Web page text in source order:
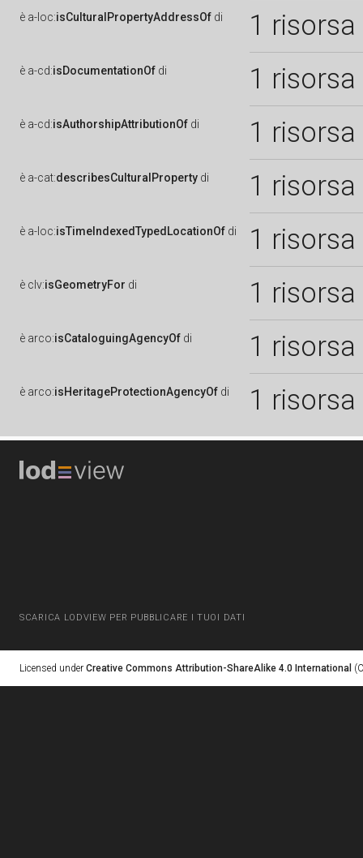
è a-loc:isCulturalPropertyAddressOf di 1 risorsa
è a-cd:isDocumentationOf di 1 risorsa
è a-cd:isAuthorshipAttributionOf di 1 risorsa
è a-cat:describesCulturalProperty di 1 risorsa
è a-loc:isTimeIndexedTypedLocationOf di 1 risorsa
è clv:isGeometryFor di 1 risorsa
è arco:isCataloguingAgencyOf di 1 risorsa
è arco:isHeritageProtectionAgencyOf di 1 risorsa
SCARICA LODVIEW PER PUBBLICARE I TUOI DATI
Licensed under Creative Commons Attribution-ShareAlike 4.0 International